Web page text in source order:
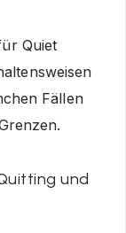
Quiet
Fällen
und